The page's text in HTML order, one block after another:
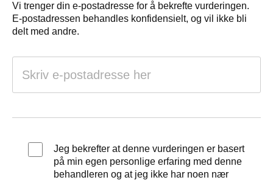
Vi trenger din e-postadresse for å bekrefte vurderingen.
E-postadressen behandles konfidensielt, og vil ikke bli
delt med andre.
Jeg bekrefter at denne vurderingen er basert
på min egen personlige erfaring med denne
behandleren og at jeg ikke har noen nær